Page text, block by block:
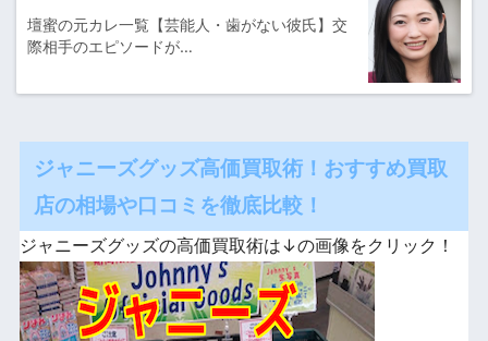
壇蜜の元カレ一覧【芸能人・歯がない彼氏】交
際相手のエピソードが…
ジャニーズグッズ高価買取術！おすすめ買取
店の相場や口コミを徹底比較！
ジャニーズグッズの高価買取術は↓の画像をクリック！